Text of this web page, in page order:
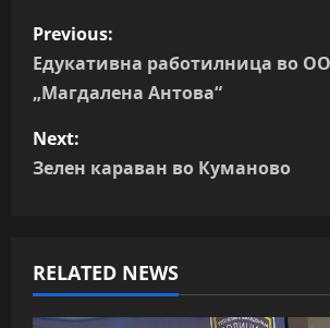
P
o
s
t
v
Previous:
Едукативна работилница во
„Магдалена Антова“
Next:
Зелен караван во Куманово
RELATED NEWS